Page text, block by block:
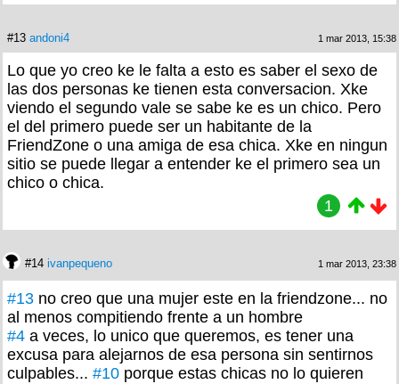
#13 andoni4 1 mar 2013, 15:38
Lo que yo creo ke le falta a esto es saber el sexo de
las dos personas ke tienen esta conversacion. Xke
viendo el segundo vale se sabe ke es un chico. Pero
el del primero puede ser un habitante de la
FriendZone o una amiga de esa chica. Xke en ningun
sitio se puede llegar a entender ke el primero sea un
chico o chica.
1
#14 ivanpequeno 1 mar 2013, 23:38
#13 no creo que una mujer este en la friendzone... no
al menos compitiendo frente a un hombre
#4 a veces, lo unico que queremos, es tener una
excusa para alejarnos de esa persona sin sentirnos
culpables... #10 porque estas chicas no lo quieren